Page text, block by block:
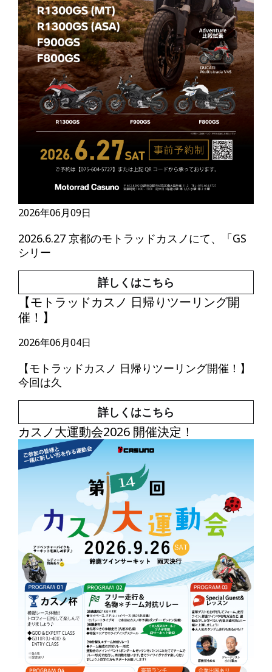
2026.6.27 京都のモトラッドカスノにて、「GS
シリー
2026年06月09日
詳しくはこちら
【モトラッドカスノ 日帰りツーリング開
催！】
【モトラッドカスノ 日帰りツーリング開催！】
今回は久
2026年06月04日
詳しくはこちら
カスノ大運動会2026 開催決定！